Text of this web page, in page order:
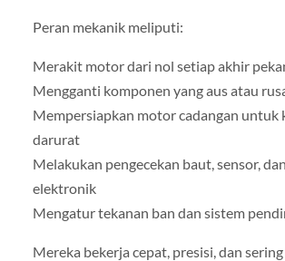
Peran mekanik meliputi:
Merakit motor dari nol setiap akhir
Mengganti komponen yang aus atau
Mempersiapkan motor cadangan untuk
darurat
Melakukan pengecekan baut, sensor,
elektronik
Mengatur tekanan ban dan sistem
Mereka bekerja cepat, presisi, dan